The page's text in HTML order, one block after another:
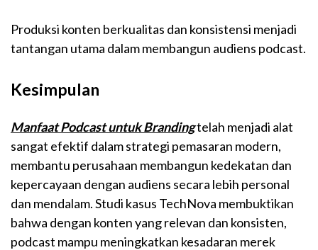
Produksi konten berkualitas dan konsistensi menjadi
tantangan utama dalam membangun audiens podcast.
Kesimpulan
Manfaat Podcast untuk Brandingtelah menjadi alat
sangat efektif dalam strategi pemasaran modern,
membantu perusahaan membangun kedekatan dan
kepercayaan dengan audiens secara lebih personal
dan mendalam. Studi kasus TechNova membuktikan
bahwa dengan konten yang relevan dan konsisten,
podcast mampu meningkatkan kesadaran merek